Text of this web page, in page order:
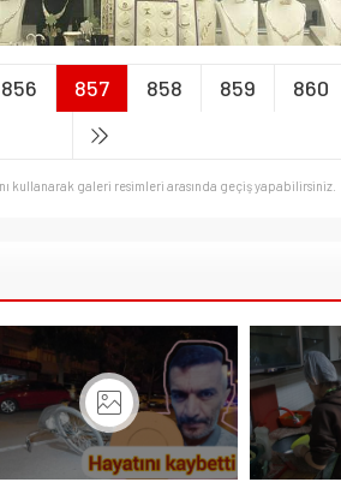
856 857 858 859 860
kullanarak galeri resimleri arasında geçiş yapabilirsiniz.